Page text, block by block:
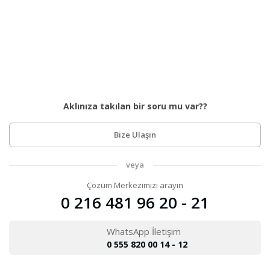
Aklınıza takılan bir soru mu var??
Bize Ulaşın
veya
Çözüm Merkezimizi arayın
0 216 481 96 20 - 21
WhatsApp İletişim
0 555 820 00 14 - 12